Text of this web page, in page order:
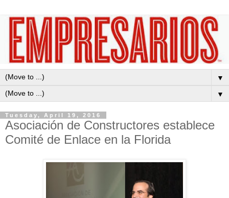
▼
▼
Tuesday, April 19, 2016
Asociación de Constructores establece
Comité de Enlace en la Florida